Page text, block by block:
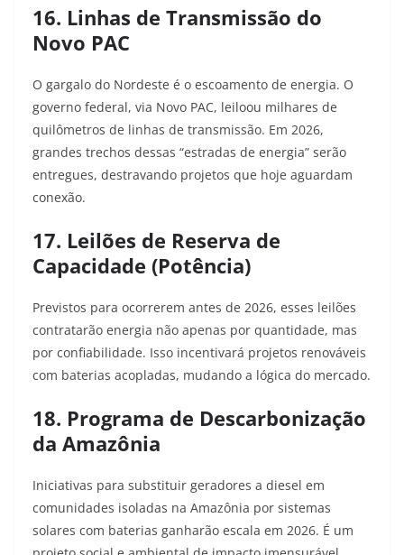
16. Linhas de Transmissão do
Novo PAC
O gargalo do Nordeste é o escoamento de energia. O
governo federal, via Novo PAC, leiloou milhares de
quilômetros de linhas de transmissão. Em 2026,
grandes trechos dessas “estradas de energia” serão
entregues, destravando projetos que hoje aguardam
conexão.
17. Leilões de Reserva de
Capacidade (Potência)
Previstos para ocorrerem antes de 2026, esses leilões
contratarão energia não apenas por quantidade, mas
por confiabilidade. Isso incentivará projetos renováveis
com baterias acopladas, mudando a lógica do mercado.
18. Programa de Descarbonização
da Amazônia
Iniciativas para substituir geradores a diesel em
comunidades isoladas na Amazônia por sistemas
solares com baterias ganharão escala em 2026. É um